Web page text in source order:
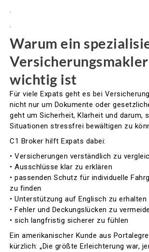
.
.
Warum ein
Versicherungsmakler
wichtig ist
Für viele Expats geht es bei
nicht nur um Dokumente oder
geht um Sicherheit, Klarheit und darum,
Situationen stressfrei bewältigen zu
C1 Broker hilft Expats dabei:
• Versicherungen verständlich zu
• Ausschlüsse klar zu erklären
• passenden Schutz für individuelle
zu finden
• Unterstützung auf Englisch zu erhalten
• Fehler und Deckungslücken zu
• sich langfristig sicherer zu fühlen
Ein amerikanischer Kunde aus
kürzlich: „Die größte Erleichterung war,